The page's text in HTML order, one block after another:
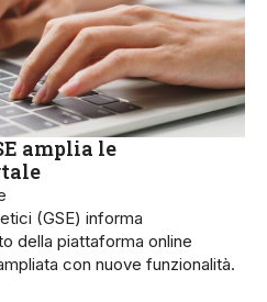
amplia le
(GSE) informa
della piattaforma online
con nuove funzionalità.